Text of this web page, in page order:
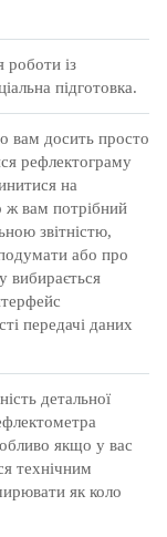
роботи із
підготовка.
вам досить просто
рефлектограму
на
вам потрібний
звітністю,
або про
вибирається
передачі даних
детальної
якщо у вас
технічним
як коло